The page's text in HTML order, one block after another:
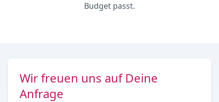
Budget passt.
Wir freuen uns auf Deine
Anfrage